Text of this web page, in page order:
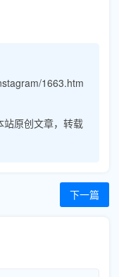
1663.htm
站原创文章，转载
下一篇